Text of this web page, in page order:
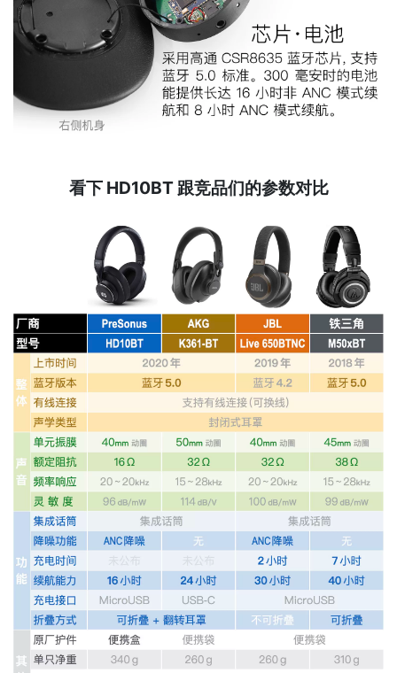
看下 HD10BT 跟竞品们的参数对比